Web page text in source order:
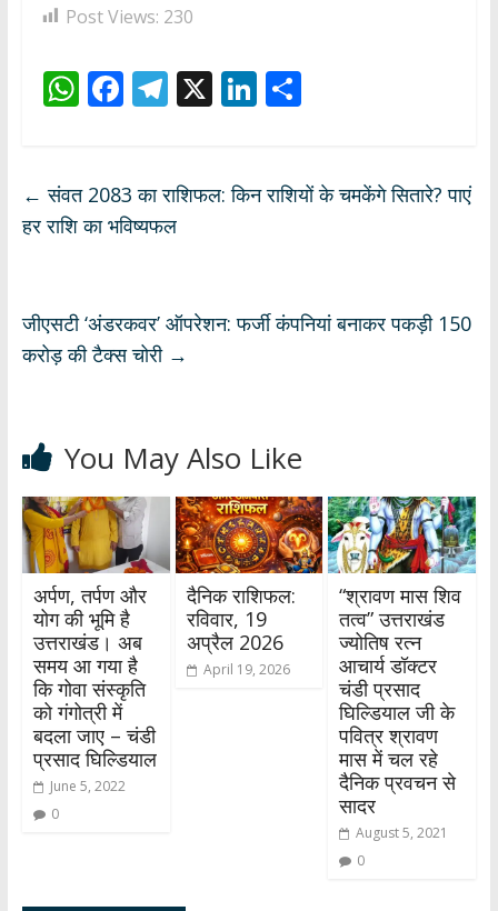
Post Views: 230
W
s
A
F
b
o
T
gr
a
X Li
e
S
e
← संवत 2083 का राशिफल: किन राशियों के चमकेंगे सितारे? पाएं
हर राशि का भविष्यफल
जीएसटी ‘अंडरकवर’ ऑपरेशन: फर्जी कंपनियां बनाकर पकड़ी 150
करोड़ की टैक्स चोरी →
You May Also Like
अर्पण, तर्पण और
योग की भूमि है
उत्तराखंड। अब
समय आ गया है
कि गोवा संस्कृति
को गंगोत्री में
बदला जाए – चंडी
प्रसाद घिल्डियाल
June 5, 2022
0
दैनिक राशिफल:
रविवार, 19
अप्रैल 2026
April 19, 2026
“श्रावण मास शिव
तत्व” उत्तराखंड
ज्योतिष रत्न
आचार्य डॉक्टर
चंडी प्रसाद
घिल्डियाल जी के
पवित्र श्रावण
मास में चल रहे
दैनिक प्रवचन से
सादर
August 5, 2021
0